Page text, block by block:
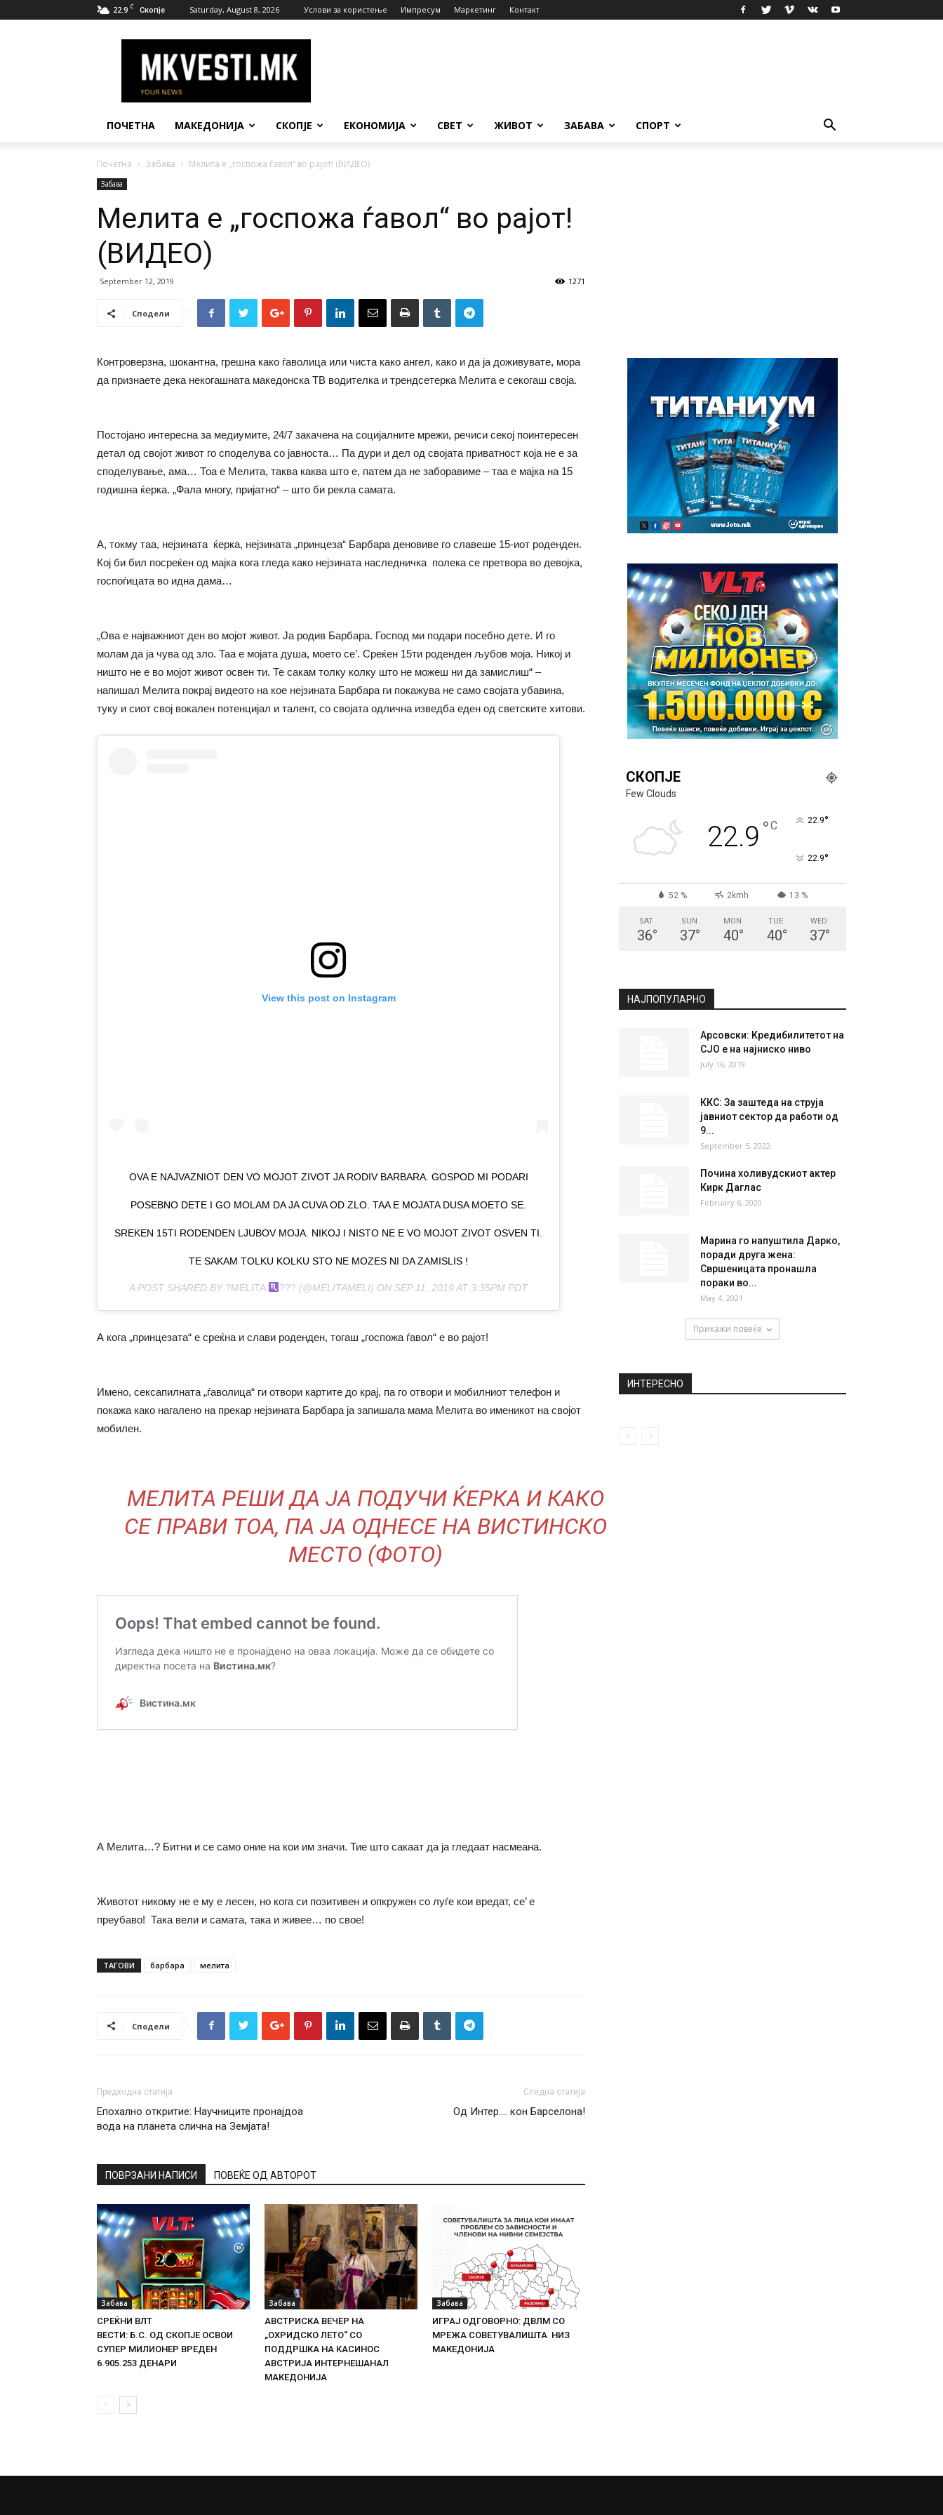
22.9 C Скопје Saturday, August 8, 2026 Услови за користење Импресум Маркетинг Контакт
Вести
ПОЧЕТНА МАКЕДОНИЈА СКОПЈЕ ЕКОНОМИЈА СВЕТ ЖИВОТ ЗАБАВА СПОРТ
Почетна Забава Мелита е „госпожа ѓавол“ во рајот! (ВИДЕО)
Забава
Мелита е „госпожа ѓавол“ во рајот!
(ВИДЕО)
September 12, 2019 1271
Сподели
Контроверзна, шокантна, грешна како ѓаволица или чиста како ангел, како и да ја доживувате, мора
да признаете дека некогашната македонска ТВ водителка и трендсетерка Мелита е секогаш своја.
Постојано интересна за медиумите, 24/7 закачена на социјалните мрежи, речиси секој поинтересен
детал од својот живот го споделува со јавноста… Па дури и дел од својата приватност која не е за
споделување, ама… Тоа е Мелита, таква каква што е, патем да не заборавиме – таа е мајка на 15
годишна ќерка. „Фала многу, пријатно“ – што би рекла самата.
А, токму таа, нејзината ќерка, нејзината „принцеза“ Барбара деновиве го славеше 15-иот роденден.
Кој би бил посреќен од мајка кога гледа како нејзината наследничка полека се претвора во девојка,
госпоѓицата во идна дама…
„Ова е најважниот ден во мојот живот. Ја родив Барбара. Господ ми подари посебно дете. И го
молам да ја чува од зло. Таа е мојата душа, моето се’. Среќен 15ти роденден љубов моја. Никој и
ништо не е во мојот живот освен ти. Те сакам толку колку што не можеш ни да замислиш“ –
напишал Мелита покрај видеото на кое нејзината Барбара ги покажува не само својата убавина,
туку и сиот свој вокален потенцијал и талент, со својата одлична изведба еден од светските хитови.
View this post on Instagram
OVA E NAJVAZNIOT DEN VO MOJOT ZIVOT JA RODIV BARBARA. GOSPOD MI PODARI
POSEBNO DETE I GO MOLAM DA JA CUVA OD ZLO. TAA E MOJATA DUSA MOETO SE.
SREKEN 15TI RODENDEN LJUBOV MOJA. NIKOJ I NISTO NE E VO MOJOT ZIVOT OSVEN TI.
TE SAKAM TOLKU KOLKU STO NE MOZES NI DA ZAMISLIS !
A POST SHARED BY ?MELITA ??? (@MELITAMELI) ON SEP 11, 2019 AT 3:35PM PDT
А кога „принцезата“ е среќна и слави роденден, тогаш „госпожа ѓавол“ е во рајот!
Имено, сексапилната „ѓаволица“ ги отвори картите до крај, па го отвори и мобилниот телефон и
покажа како нагалено на прекар нејзината Барбара ја запишала мама Мелита во именикот на својот
мобилен.
МЕЛИТА РЕШИ ДА ЈА ПОДУЧИ ЌЕРКА И КАКО
СЕ ПРАВИ ТОА, ПА ЈА ОДНЕСЕ НА ВИСТИНСКО
МЕСТО (ФОТО)
А Мелита…? Битни и се само оние на кои им значи. Тие што сакаат да ја гледаат насмеана.
Животот никому не е му е лесен, но кога си позитивен и опкружен со луѓе кои вредат, се’ е
преубаво! Така вели и самата, така и живее… по свое!
ТАГОВИ барбара мелита
Сподели
Предходна статија
Епохално откритие: Научниците пронајдоа
вода на планета слична на Земјата!
Следна статија
Од Интер…. кон Барселона!
ПОВРЗАНИ НАПИСИ ПОВЕЌЕ ОД АВТОРОТ
Забава
СРЕЌНИ ВЛТ
ВЕСТИ: Б.С. ОД СКОПЈЕ ОСВОИ
СУПЕР МИЛИОНЕР ВРЕДЕН
6.905.253 ДЕНАРИ
Забава
АВСТРИСКА ВЕЧЕР НА
„ОХРИДСКО ЛЕТО“ СО
ПОДДРШКА НА КАСИНОС
АВСТРИЈА ИНТЕРНЕШАНАЛ
МАКЕДОНИЈА
Забава
ИГРАЈ ОДГОВОРНО: ДВЛМ СО
МРЕЖА СОВЕТУВАЛИШТА НИЗ
МАКЕДОНИЈА
СКОПЈЕ
Few Clouds
22.9 °C 22.9°
22.9°
52 % 2kmh 13 %
SAT
36°
SUN
37°
MON
40°
TUE
40°
WED
37°
НАЈПОПУЛАРНО
Арсовски: Кредибилитетот на
СЈО е на најниско ниво
July 16, 2019
ККС: За заштеда на струја
јавниот сектор да работи од
9...
September 5, 2022
Почина холивудскиот актер
Кирк Даглас
February 6, 2020
Марина го напуштила Дарко,
поради друга жена:
Свршеницата пронашла
пораки во...
May 4, 2021
Прикажи повеќе
ИНТЕРЕСНО